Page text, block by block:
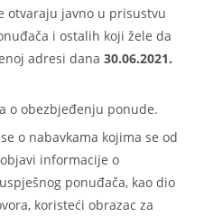
otvaraju javno u prisustvu
i ostalih koji žele da
adresi dana 30.06.2021.
o obezbjeđenju ponude.
o nabavkama kojima se od
informacije o
ponuđača, kao dio
koristeći obrazac za